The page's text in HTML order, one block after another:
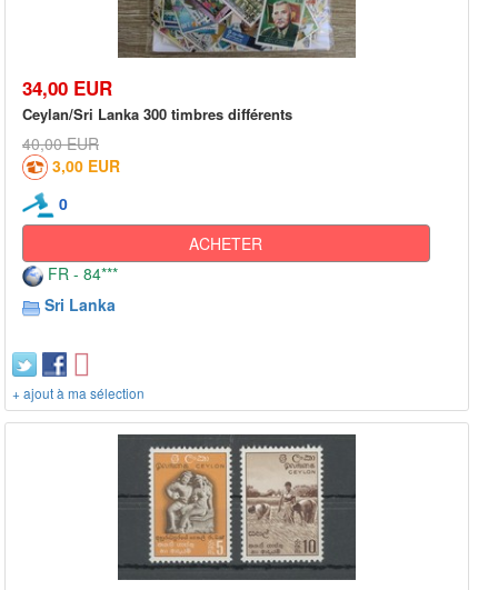
34,00 EUR
Ceylan/Sri Lanka 300 timbres différents
40,00 EUR
3,00 EUR
0
ACHETER
FR - 84***
Sri Lanka
+ ajout à ma sélection